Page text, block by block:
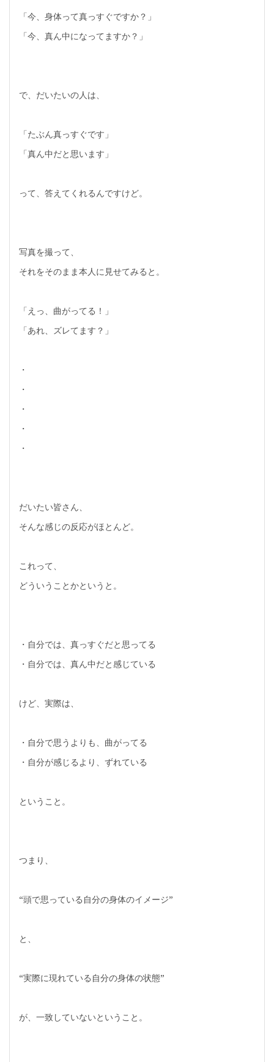
「今、身体って真っすぐですか？」
「今、真ん中になってますか？」
で、だいたいの人は、
「たぶん真っすぐです」
「真ん中だと思います」
って、答えてくれるんですけど。
写真を撮って、
それをそのまま本人に見せてみると。
「えっ、曲がってる！」
「あれ、ズレてます？」
・
・
・
・
・
だいたい皆さん、
そんな感じの反応がほとんど。
これって、
どういうことかというと。
・自分では、真っすぐだと思ってる
・自分では、真ん中だと感じている
けど、実際は、
・自分で思うよりも、曲がってる
・自分が感じるより、ずれている
ということ。
つまり、
“頭で思っている自分の身体のイメージ”
と、
“実際に現れている自分の身体の状態”
が、一致していないということ。